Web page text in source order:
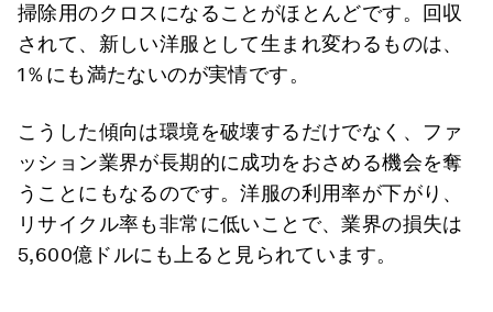
掃除用のクロスになることがほとんどです。回収
されて、新しい洋服として生まれ変わるものは、
1％にも満たないのが実情です。
こうした傾向は環境を破壊するだけでなく、ファ
ッション業界が長期的に成功をおさめる機会を奪
うことにもなるのです。洋服の利用率が下がり、
リサイクル率も非常に低いことで、業界の損失は
5,600億ドルにも上ると見られています。